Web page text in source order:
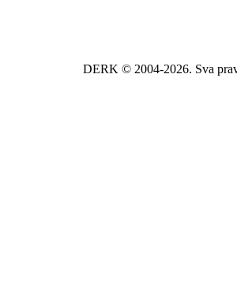
DERK © 2004-2026. Sva